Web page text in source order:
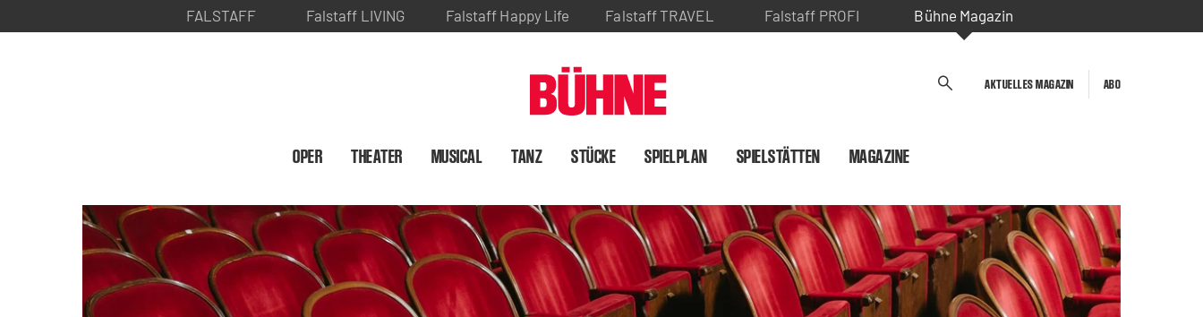
FALSTAFF Falstaff LIVING Falstaff Happy Life Falstaff TRAVEL Falstaff PROFI Bühne Magazin
AKTUELLES MAGAZIN ABO
OPER THEATER MUSICAL TANZ STÜCKE SPIELPLAN SPIELSTÄTTEN MAGAZINE